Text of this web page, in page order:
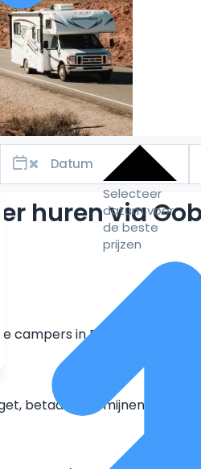
Selecteer
datum voor
de beste
prijzen
huren via
campers in Europa
betaal in termijnen